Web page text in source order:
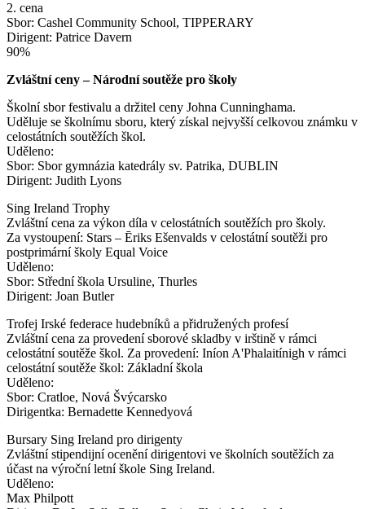
2. cena
Sbor: Cashel Community School, TIPPERARY
Dirigent: Patrice Davern
90%
Zvláštní ceny – Národní soutěže pro školy
Školní sbor festivalu a držitel ceny Johna Cunninghama.
Uděluje se školnímu sboru, který získal nejvyšší celkovou známku v
celostátních soutěžích škol.
Uděleno:
Sbor: Sbor gymnázia katedrály sv. Patrika, DUBLIN
Dirigent: Judith Lyons
Sing Ireland Trophy
Zvláštní cena za výkon díla v celostátních soutěžích pro školy.
Za vystoupení: Stars – Ēriks Ešenvalds v celostátní soutěži pro
postprimární školy Equal Voice
Uděleno:
Sbor: Střední škola Ursuline, Thurles
Dirigent: Joan Butler
Trofej Irské federace hudebníků a přidružených profesí
Zvláštní cena za provedení sborové skladby v irštině v rámci
celostátní soutěže škol. Za provedení: Iníon A'Phalaitínigh v rámci
celostátní soutěže škol: Základní škola
Uděleno:
Sbor: Cratloe, Nová Švýcarsko
Dirigentka: Bernadette Kennedyová
Bursary Sing Ireland pro dirigenty
Zvláštní stipendijní ocenění dirigentovi ve školních soutěžích za
účast na výroční letní škole Sing Ireland.
Uděleno:
Max Philpott